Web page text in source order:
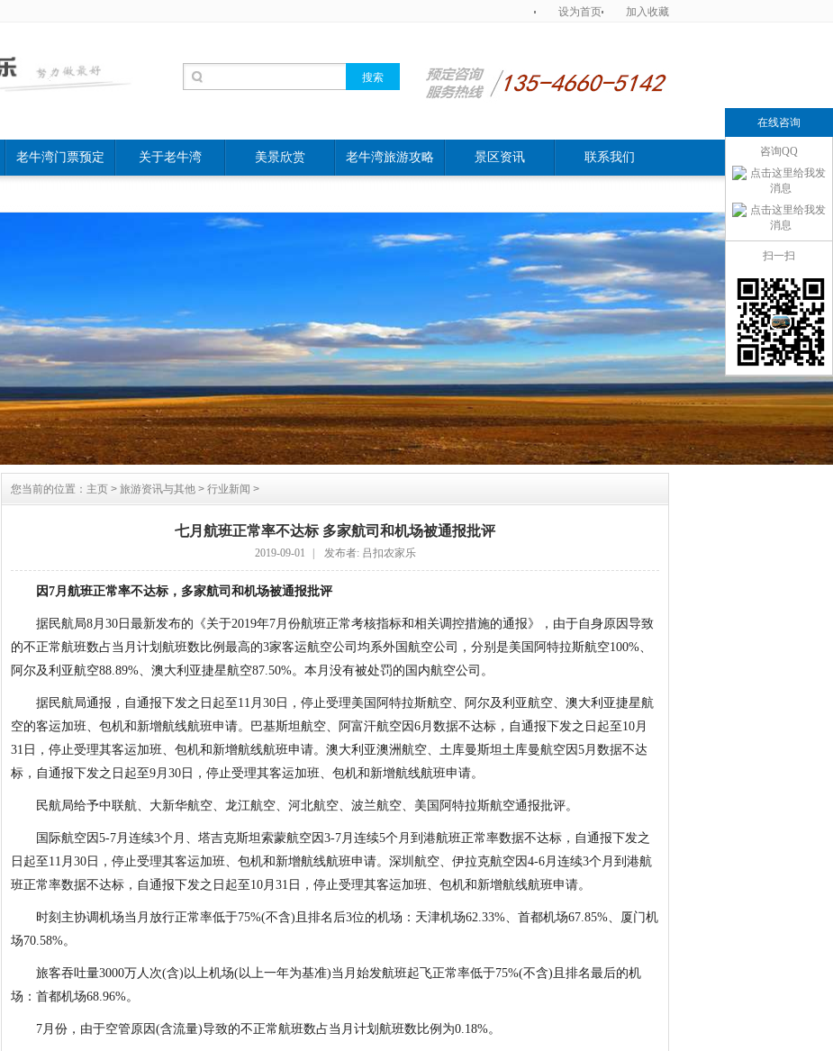
设为首页 加入收藏
老牛湾门票预定 关于老牛湾 美景欣赏 老牛湾旅游攻略 景区资讯 联系我们
您当前的位置： 主页 > 旅游资讯与其他 > 行业新闻 >
七月航班正常率不达标 多家航司和机场被通报批评
2019-09-01 发布者: 吕扣农家乐
因7月航班正常率不达标，多家航司和机场被通报批评
据民航局8月30日最新发布的《关于2019年7月份航班正常考核指标和相关调控措施的通报》，由于自身原因导致
的不正常航班数占当月计划航班数比例最高的3家客运航空公司均系外国航空公司，分别是美国阿特拉斯航空100%、
阿尔及利亚航空88.89%、澳大利亚捷星航空87.50%。本月没有被处罚的国内航空公司。
据民航局通报，自通报下发之日起至11月30日，停止受理美国阿特拉斯航空、阿尔及利亚航空、澳大利亚捷星航
空的客运加班、包机和新增航线航班申请。巴基斯坦航空、阿富汗航空因6月数据不达标，自通报下发之日起至10月
31日，停止受理其客运加班、包机和新增航线航班申请。澳大利亚澳洲航空、土库曼斯坦土库曼航空因5月数据不达
标，自通报下发之日起至9月30日，停止受理其客运加班、包机和新增航线航班申请。
民航局给予中联航、大新华航空、龙江航空、河北航空、波兰航空、美国阿特拉斯航空通报批评。
国际航空因5-7月连续3个月、塔吉克斯坦索蒙航空因3-7月连续5个月到港航班正常率数据不达标，自通报下发之
日起至11月30日，停止受理其客运加班、包机和新增航线航班申请。深圳航空、伊拉克航空因4-6月连续3个月到港航
班正常率数据不达标，自通报下发之日起至10月31日，停止受理其客运加班、包机和新增航线航班申请。
时刻主协调机场当月放行正常率低于75%(不含)且排名后3位的机场：天津机场62.33%、首都机场67.85%、厦门机
场70.58%。
旅客吞吐量3000万人次(含)以上机场(以上一年为基准)当月始发航班起飞正常率低于75%(不含)且排名最后的机
场：首都机场68.96%。
7月份，由于空管原因(含流量)导致的不正常航班数占当月计划航班数比例为0.18%。
在线咨询
咨询QQ
扫一扫